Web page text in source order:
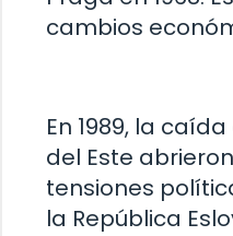
cambios
En 1989, la
del Este
tensiones
la República